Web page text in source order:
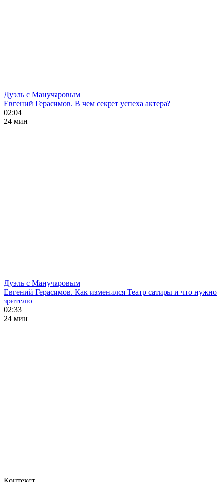
Дуэль с Манучаровым
Евгений Герасимов. В чем секрет успеха актера?
02:04
24 мин
Дуэль с Манучаровым
Евгений Герасимов. Как изменился Театр сатиры и что нужно
зрителю
02:33
24 мин
Контекст